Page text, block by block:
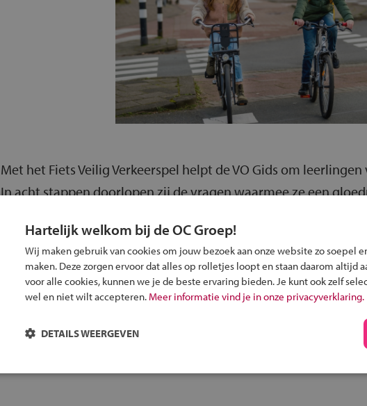
Met het Fiets Veilig Verkeerspel helpt de VO Gids om
In acht stappen doorlopen zij de vragen waarmee ze een
verkeerslessen te gebruiken zijn. En er zijn natuurlijk ook voor
kind goed voorbereid op pad kunnen laten gaan.
Je vindthieralle informatie over deze Veilig op de Fiets-
Hartelijk welkom bij de OC Groep!
Wij maken gebruik van cookies om jouw bezoek aan onze website zo soepel
maken. Deze zorgen ervoor dat alles op rolletjes loopt en staan daarom altijd
voor alle cookies, kunnen we je de beste ervaring bieden. Je kunt ook zelf
wel en niet wilt accepteren. Meer informatie vind je in onze privacyverklaring.
DETAILS WEERGEVEN